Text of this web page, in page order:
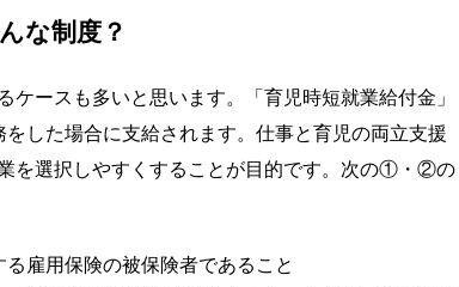
な制度？
ースも多いと思います。「育児時短就業給付金」
した場合に支給されます。仕事と育児の両立支援
を選択しやすくすることが目的です。次の①・②の
雇用保険の被保険者であること